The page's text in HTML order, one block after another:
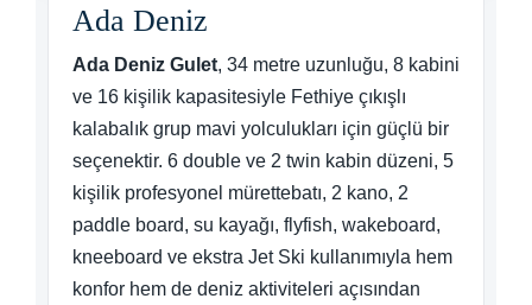
Ada Deniz
Ada Deniz Gulet, 34 metre uzunluğu, 8 kabini
ve 16 kişilik kapasitesiyle Fethiye çıkışlı
kalabalık grup mavi yolculukları için güçlü bir
seçenektir. 6 double ve 2 twin kabin düzeni, 5
kişilik profesyonel mürettebatı, 2 kano, 2
paddle board, su kayağı, flyfish, wakeboard,
kneeboard ve ekstra Jet Ski kullanımıyla hem
konfor hem de deniz aktiviteleri açısından